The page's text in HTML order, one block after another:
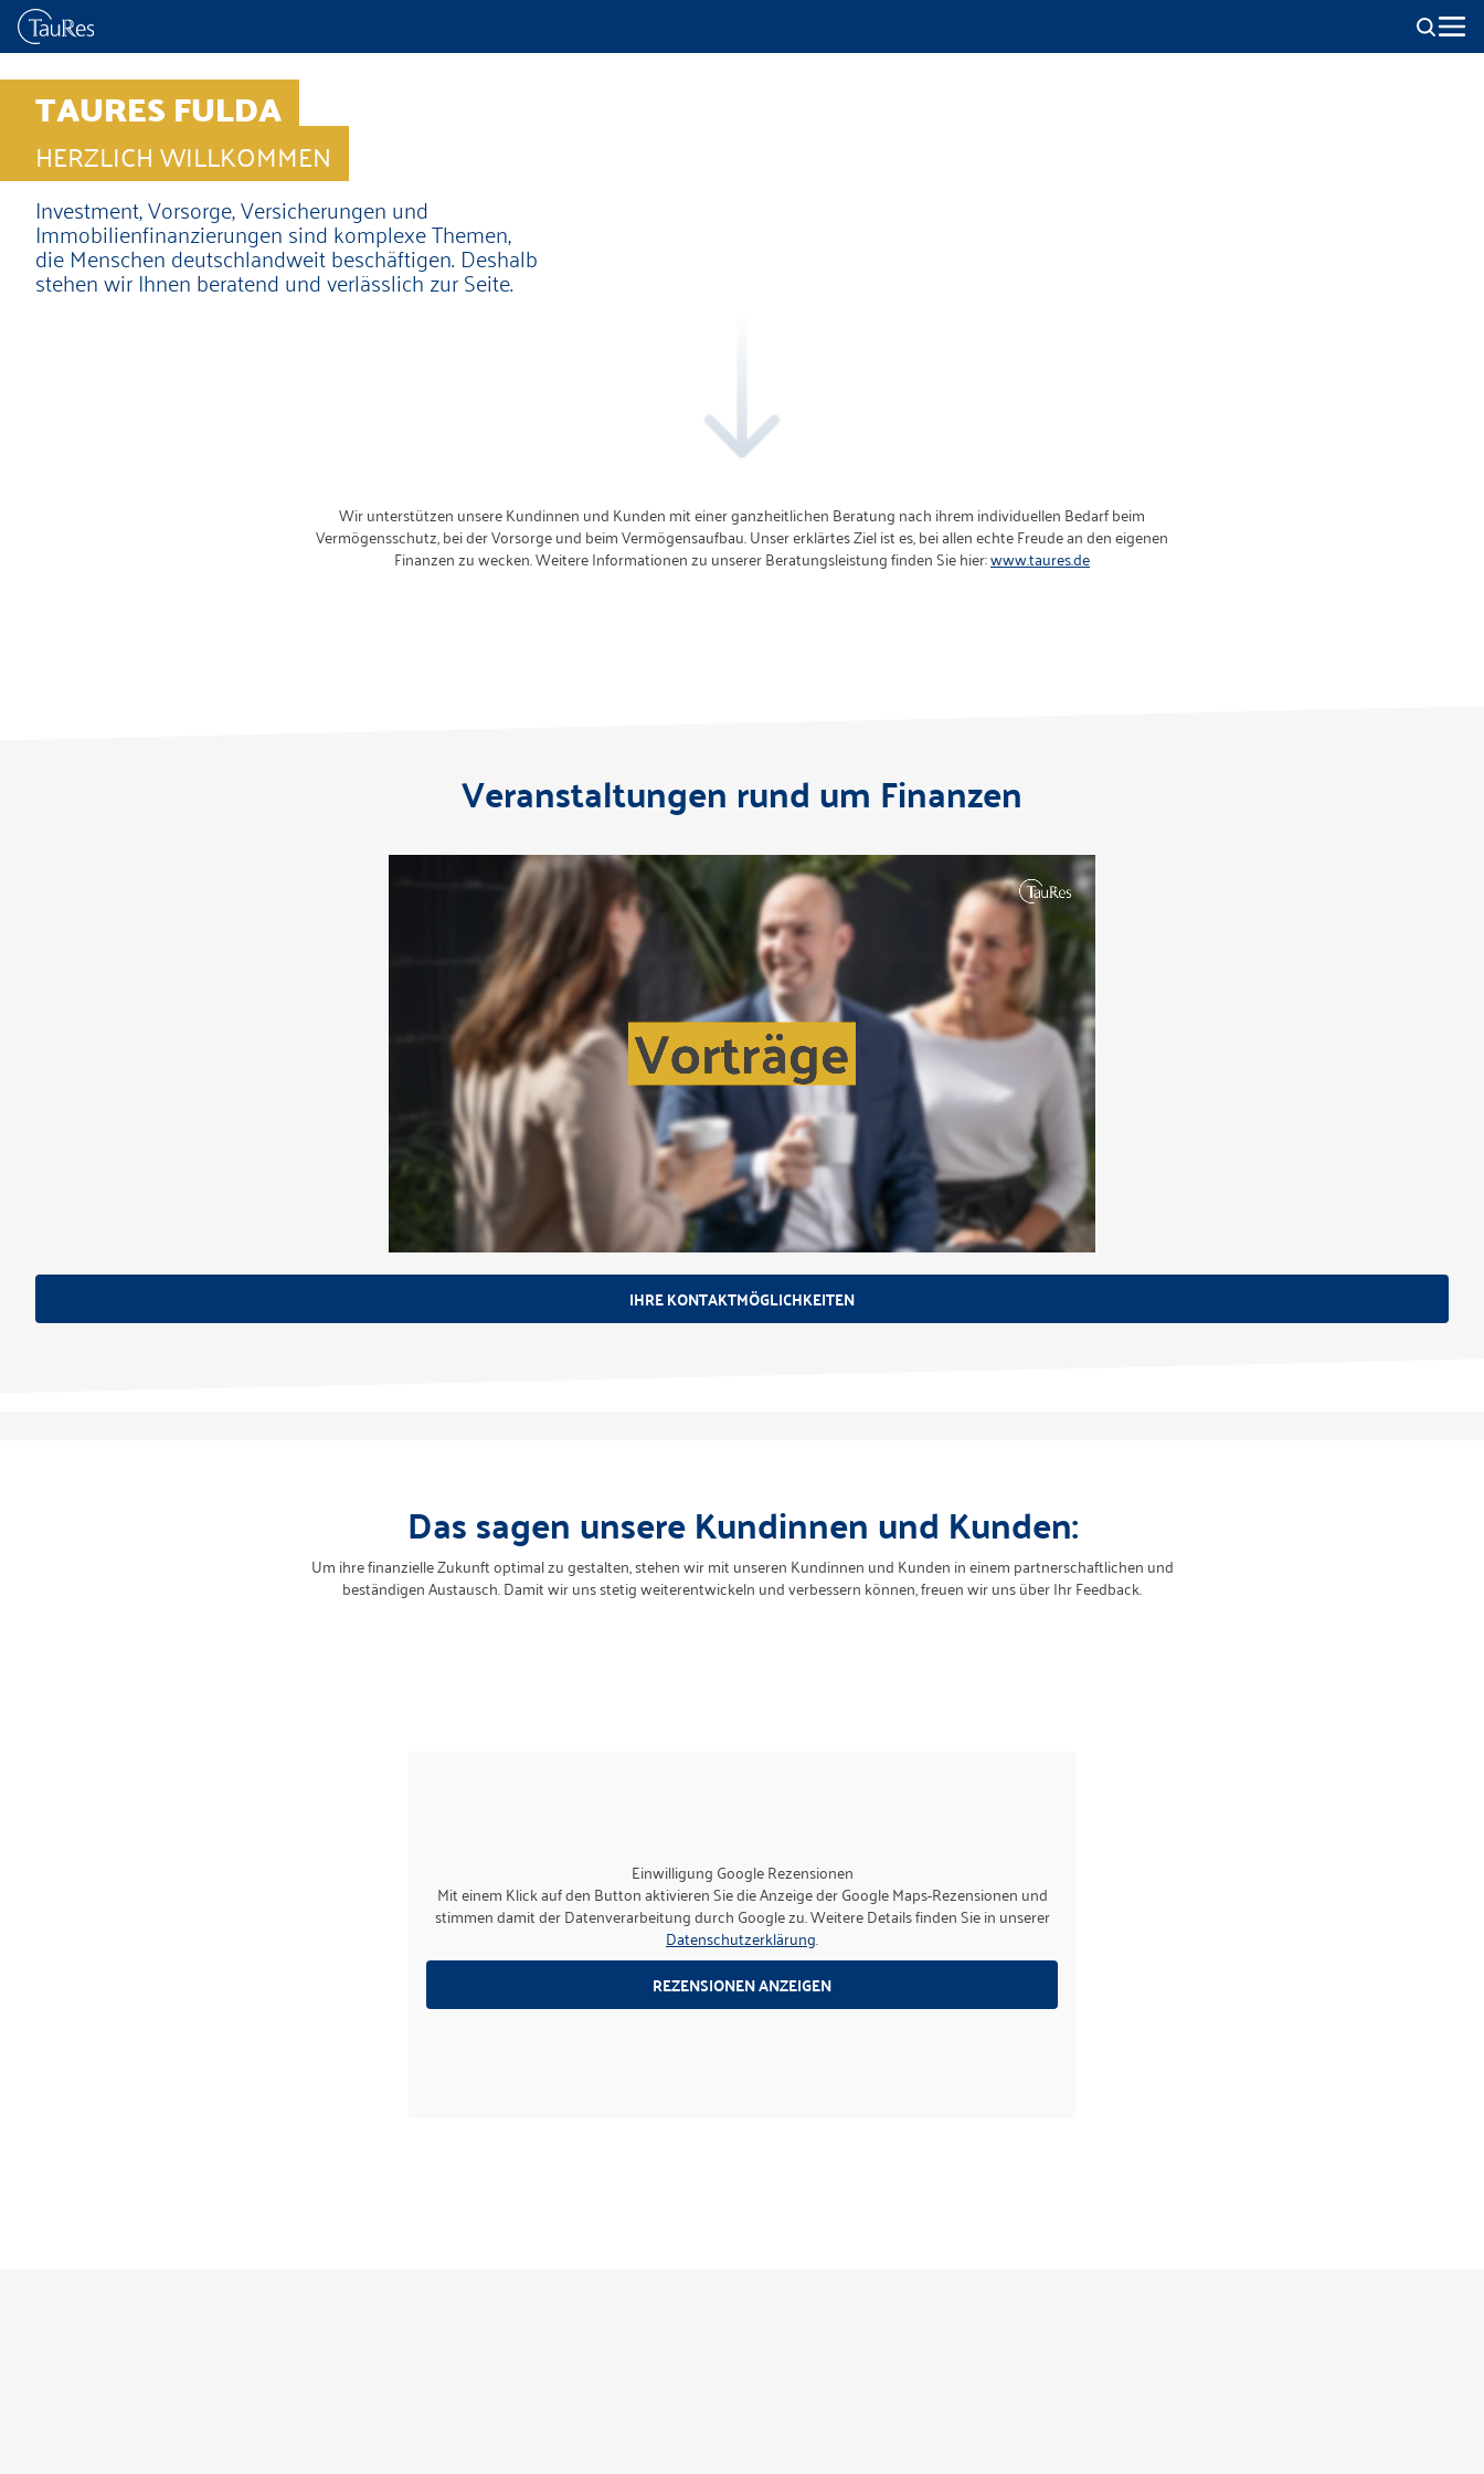
TAURES FULDA
HERZLICH WILLKOMMEN
Investment, Vorsorge, Versicherungen und
Immobilienfinanzierungen sind komplexe Themen,
die Menschen deutschlandweit beschäftigen. Deshalb
stehen wir Ihnen beratend und verlässlich zur Seite.
Wir unterstützen unsere Kundinnen und Kunden mit einer ganzheitlichen Beratung nach ihrem individuellen Bedarf beim
Vermögensschutz, bei der Vorsorge und beim Vermögensaufbau. Unser erklärtes Ziel ist es, bei allen echte Freude an den eigenen
Finanzen zu wecken. Weitere Informationen zu unserer Beratungsleistung finden Sie hier:www.taures.de
Veranstaltungen rund um Finanzen
IHRE KONTAKTMÖGLICHKEITEN
Das sagen unsere Kundinnen und Kunden:
Um ihre finanzielle Zukunft optimal zu gestalten, stehen wir mit unseren Kundinnen und Kunden in einem partnerschaftlichen und
beständigen Austausch. Damit wir uns stetig weiterentwickeln und verbessern können, freuen wir uns über Ihr Feedback.
Einwilligung Google Rezensionen
Mit einem Klick auf den Button aktivieren Sie die Anzeige der Google Maps-Rezensionen und
stimmen damit der Datenverarbeitung durch Google zu. Weitere Details finden Sie in unserer
Datenschutzerklärung.
REZENSIONEN ANZEIGEN